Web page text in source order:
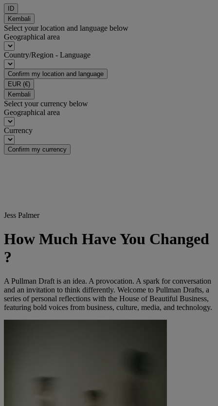
ID
Kembali
Select your location and language below
Geographical area
Country/Region - Language
Confirm my location and language
EUR (€)
Kembali
Select your currency below
Geographical area
Currency
Confirm my currency
Jess Palmer
How Much Have You Changed
?
A Pullman Draft is an idea. A provocation. A spark for conversation
and an invitation to think differently. Welcome to Pullman Drafts, a
series of personal reflections with the House of Beautiful Business,
featuring bold voices from business, culture, media, and technology.